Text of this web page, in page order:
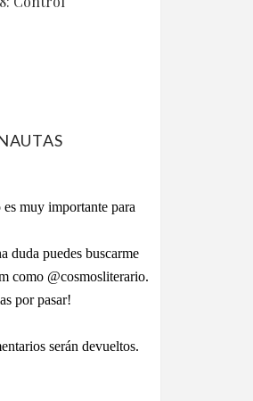
muy importante para
duda puedes buscarme
como @cosmosliterario.
por pasar!
serán devueltos.